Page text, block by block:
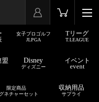
女子プロゴルフ
JLPGA
Tリーグ
T.LEAGUE
盟 Disney
ディズニー
イベント
event
限定商品
ネチャーセット
収納用品
サプライ